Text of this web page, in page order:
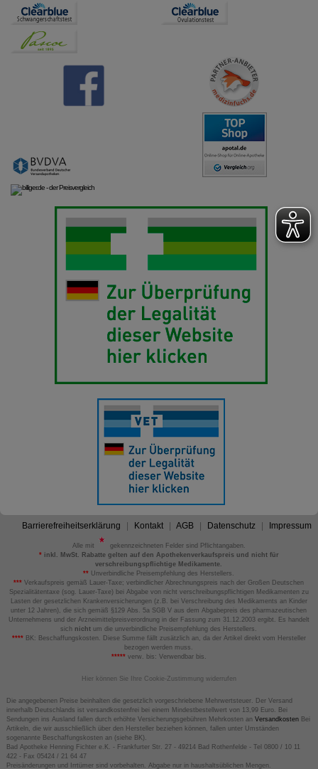
Barrierefreiheitserklärung Kontakt AGB Datenschutz Impressum
Alle mit
gekennzeichneten Felder sind Pflichtangaben.
*inkl. MwSt. Rabatte gelten auf den Apothekenverkaufspreis und nicht für
verschreibungspflichtige Medikamente.
** Unverbindliche Preisempfehlung des Herstellers.
*** Verkaufspreis gemäß Lauer-Taxe; verbindlicher Abrechnungspreis nach der Großen Deutschen
Spezialitätentaxe (sog. Lauer-Taxe) bei Abgabe von nicht verschreibungspflichtigen Medikamenten zu
Lasten der gesetzlichen Krankenversicherungen (z.B. bei Verschreibung des Medikaments an Kinder
unter 12 Jahren), die sich gemäß §129 Abs. 5a SGB V aus dem Abgabepreis des pharmazeutischen
Unternehmens und der Arzneimittelpreisverordnung in der Fassung zum 31.12.2003 ergibt. Es handelt
sich nicht um die unverbindliche Preisempfehlung des Herstellers.
****BK: Beschaffungskosten. Diese Summe fällt zusätzlich an, da der Artikel direkt vom Hersteller
bezogen werden muss.
*****verw. bis: Verwendbar bis.
Hier können Sie Ihre Cookie-Zustimmung widerrufen
Die angegebenen Preise beinhalten die gesetzlich vorgeschriebene Mehrwertsteuer. Der Versand
innerhalb Deutschlands ist versandkostenfrei bei einem Mindestbestellwert von 13,99 Euro. Bei
Sendungen ins Ausland fallen durch erhöhte Versicherungsgebühren Mehrkosten an VersandkostenBei
Artikeln, die wir ausschließlich über den Hersteller beziehen können, fallen unter Umständen
sogenannte Beschaffungskosten an (siehe BK).
Bad Apotheke Henning Fichter e.K. - Frankfurter Str. 27 - 49214 Bad Rothenfelde - Tel 0800 / 10 11
422 - Fax 05424 / 21 64 47
Preisänderungen und Irrtümer sind vorbehalten. Abgabe nur in haushaltsüblichen Mengen.